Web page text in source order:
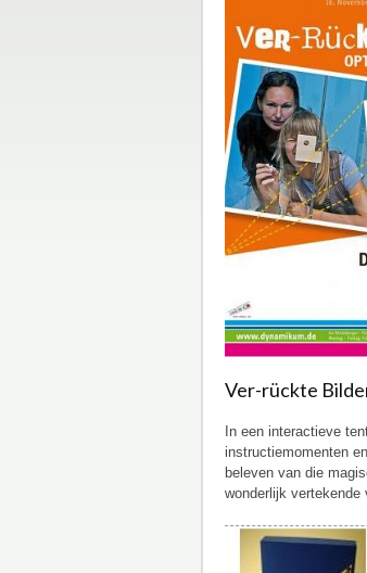
Ver-rückte
In een interactieve
instructiemomenten
beleven van die
wonderlijk vertekende